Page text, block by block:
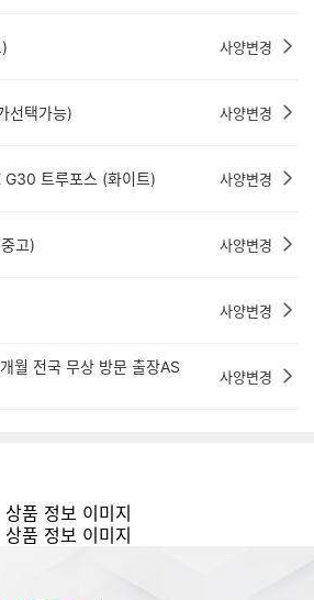
사양변경
선택가능) 사양변경
G30 트루포스 (화이트) 사양변경
고) 사양변경
사양변경
월 전국 무상 방문 출장AS
사양변경